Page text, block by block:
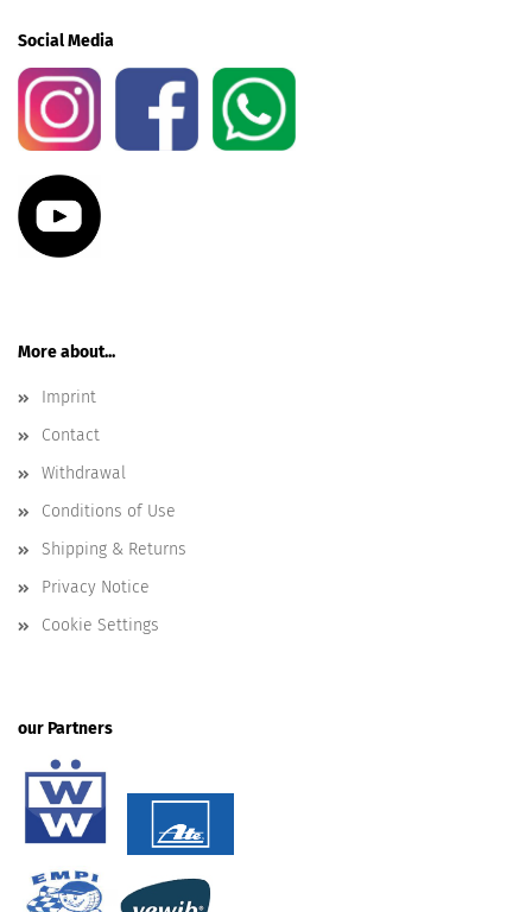
Social Media
More about...
Imprint
Contact
Withdrawal
Conditions of Use
Shipping & Returns
Privacy Notice
Cookie Settings
our Partners